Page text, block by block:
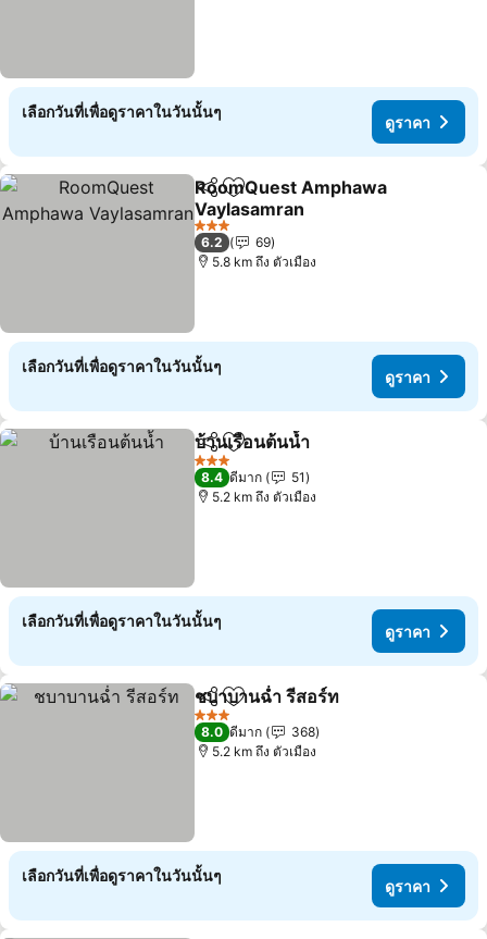
เลือกวันที่เพื่อดูราคาในวันนั้นๆ
ดูราคา
แชร์ เพิ่มในรายการโปรด
RoomQuest Amphawa
Vaylasamran
3 ดาว
6.2
69
5.8 km ถึง ตัวเมือง
เลือกวันที่เพื่อดูราคาในวันนั้นๆ
ดูราคา
แชร์ เพิ่มในรายการโปรด
บ้านเรือนต้นน้ำ
3 ดาว
8.4 ดีมาก
51
5.2 km ถึง ตัวเมือง
เลือกวันที่เพื่อดูราคาในวันนั้นๆ
ดูราคา
แชร์ เพิ่มในรายการโปรด
ชบาบานฉ่ำ รีสอร์ท
3 ดาว
8.0 ดีมาก
368
5.2 km ถึง ตัวเมือง
เลือกวันที่เพื่อดูราคาในวันนั้นๆ
ดูราคา